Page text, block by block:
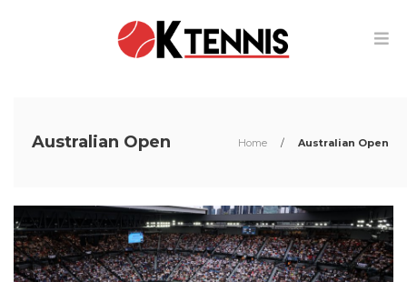
Australian Open Home / Australian Open